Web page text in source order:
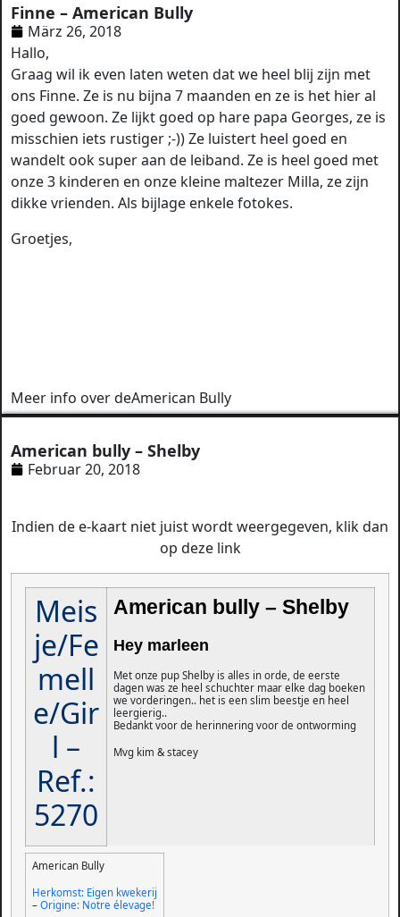
Finne – American Bully
März 26, 2018
Hallo,
Graag wil ik even laten weten dat we heel blij zijn met
ons Finne. Ze is nu bijna 7 maanden en ze is het hier al
goed gewoon. Ze lijkt goed op hare papa Georges, ze is
misschien iets rustiger ;-)) Ze luistert heel goed en
wandelt ook super aan de leiband. Ze is heel goed met
onze 3 kinderen en onze kleine maltezer Milla, ze zijn
dikke vrienden. Als bijlage enkele fotokes.
Groetjes,
Meer info over deAmerican Bully
American bully – Shelby
Februar 20, 2018
Indien de e-kaart niet juist wordt weergegeven, klik dan
op deze link
Meis
je/Fe
mell
e/Gir
l –
Ref.:
5270
American bully – Shelby
Hey marleen
Met onze pup Shelby is alles in orde, de eerste
dagen was ze heel schuchter maar elke dag boeken
we vorderingen.. het is een slim beestje en heel
leergierig..
Bedankt voor de herinnering voor de ontworming
Mvg kim & stacey
American Bully
Herkomst: Eigen kwekerij
– Origine: Notre élevage!